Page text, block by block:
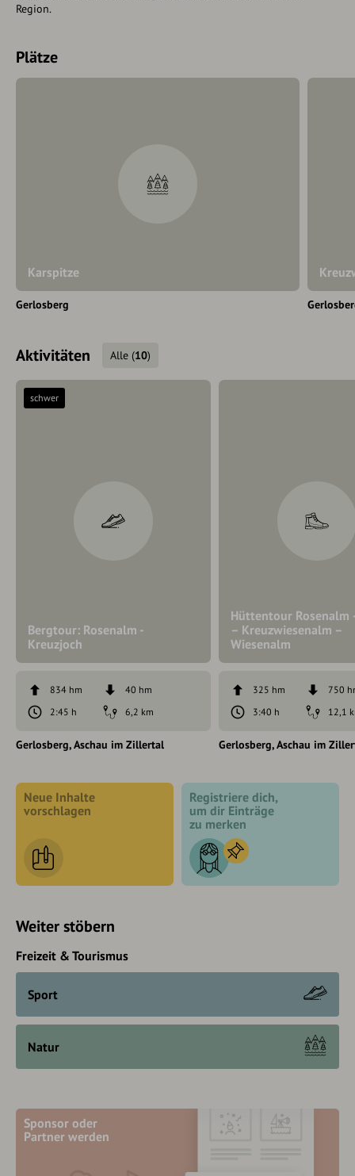
Region.
Plätze
Karspitze
Gerlosberg
Aktivitäten Alle (10)
Bergtour: Rosenalm -
Kreuzjoch
schwer
834 hm
40 hm
2:45 h
6,2 km
Gerlosberg Aschau im Zillertal
Hüttentour Rosenalm
– Kreuzwiesenalm –
Wiesenalm
325 hm
750
3:40 h
12,1
Gerlosberg Aschau im
Neue Inhalte
vorschlagen
Registriere dich,
um dir Einträge
zu merken
Weiter stöbern
Freizeit & Tourismus
Sport
Natur
Sponsor oder
Partner werden